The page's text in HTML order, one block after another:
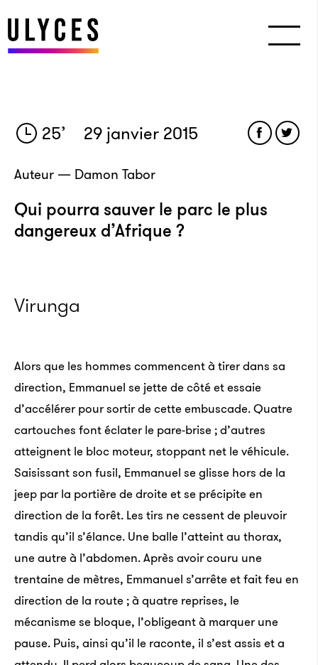
25’ 29 janvier 2015
Auteur — Damon Tabor
Qui pourra sauver le parc le plus
dangereux d’Afrique ?
Virunga
Alors que les hommes commencent à tirer dans sa
direction, Emmanuel se jette de côté et essaie
d’accélérer pour sortir de cette embuscade. Quatre
cartouches font éclater le pare-brise ; d’autres
atteignent le bloc moteur, stoppant net le véhicule.
Saisissant son fusil, Emmanuel se glisse hors de la
jeep par la portière de droite et se précipite en
direction de la forêt. Les tirs ne cessent de pleuvoir
tandis qu’il s’élance. Une balle l’atteint au thorax,
une autre à l’abdomen. Après avoir couru une
trentaine de mètres, Emmanuel s’arrête et fait feu en
direction de la route ; à quatre reprises, le
mécanisme se bloque, l’obligeant à marquer une
pause. Puis, ainsi qu’il le raconte, il s’est assis et a